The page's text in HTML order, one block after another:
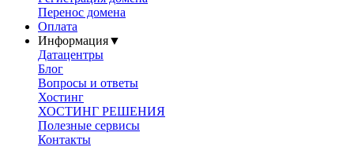
Перенос домена
Оплата
Информация▼
Датацентры
Блог
Вопросы и ответы
Хостинг
ХОСТИНГ РЕШЕНИЯ
Полезные сервисы
Контакты